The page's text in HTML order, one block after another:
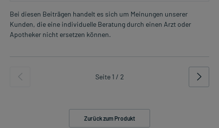
Bei diesen Beiträgen handelt es sich um Meinungen unserer
Kunden, die eine individuelle Beratung durch einen Arzt oder
Apotheker nicht ersetzen können.
Seite 1 / 2
Zurück zum Produkt